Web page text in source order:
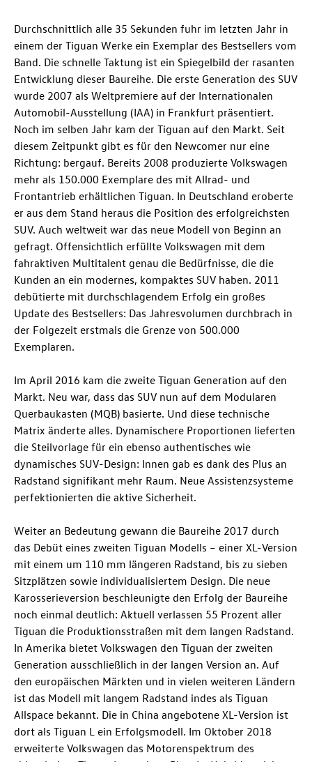
Durchschnittlich alle 35 Sekunden fuhr im letzten Jahr in
einem der Tiguan Werke ein Exemplar des Bestsellers vom
Band. Die schnelle Taktung ist ein Spiegelbild der rasanten
Entwicklung dieser Baureihe. Die erste Generation des SUV
wurde 2007 als Weltpremiere auf der Internationalen
Automobil-Ausstellung (IAA) in Frankfurt präsentiert.
Noch im selben Jahr kam der Tiguan auf den Markt. Seit
diesem Zeitpunkt gibt es für den Newcomer nur eine
Richtung: bergauf. Bereits 2008 produzierte Volkswagen
mehr als 150.000 Exemplare des mit Allrad- und
Frontantrieb erhältlichen Tiguan. In Deutschland eroberte
er aus dem Stand heraus die Position des erfolgreichsten
SUV. Auch weltweit war das neue Modell von Beginn an
gefragt. Offensichtlich erfüllte Volkswagen mit dem
fahraktiven Multitalent genau die Bedürfnisse, die die
Kunden an ein modernes, kompaktes SUV haben. 2011
debütierte mit durchschlagendem Erfolg ein großes
Update des Bestsellers: Das Jahresvolumen durchbrach in
der Folgezeit erstmals die Grenze von 500.000
Exemplaren.
Im April 2016 kam die zweite Tiguan Generation auf den
Markt. Neu war, dass das SUV nun auf dem Modularen
Querbaukasten (MQB) basierte. Und diese technische
Matrix änderte alles. Dynamischere Proportionen lieferten
die Steilvorlage für ein ebenso authentisches wie
dynamisches SUV-Design: Innen gab es dank des Plus an
Radstand signifikant mehr Raum. Neue Assistenzsysteme
perfektionierten die aktive Sicherheit.
Weiter an Bedeutung gewann die Baureihe 2017 durch
das Debüt eines zweiten Tiguan Modells – einer XL-Version
mit einem um 110 mm längeren Radstand, bis zu sieben
Sitzplätzen sowie individualisiertem Design. Die neue
Karosserieversion beschleunigte den Erfolg der Baureihe
noch einmal deutlich: Aktuell verlassen 55 Prozent aller
Tiguan die Produktionsstraßen mit dem langen Radstand.
In Amerika bietet Volkswagen den Tiguan der zweiten
Generation ausschließlich in der langen Version an. Auf
den europäischen Märkten und in vielen weiteren Ländern
ist das Modell mit langem Radstand indes als Tiguan
Allspace bekannt. Die in China angebotene XL-Version ist
dort als Tiguan L ein Erfolgsmodell. Im Oktober 2018
erweiterte Volkswagen das Motorenspektrum des